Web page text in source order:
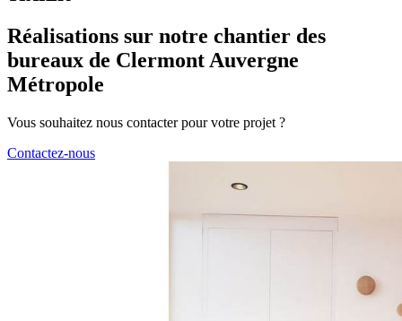
Réalisations sur notre chantier des
bureaux de Clermont Auvergne
Métropole
Vous souhaitez nous contacter pour votre projet ?
Contactez-nous